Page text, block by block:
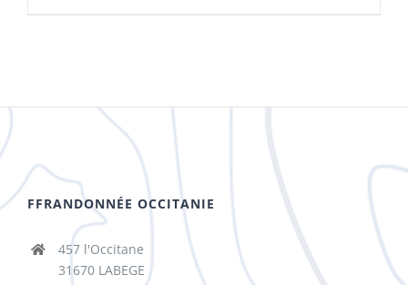
FFRANDONNÉE OCCITANIE
457 l'Occitane
31670 LABEGE